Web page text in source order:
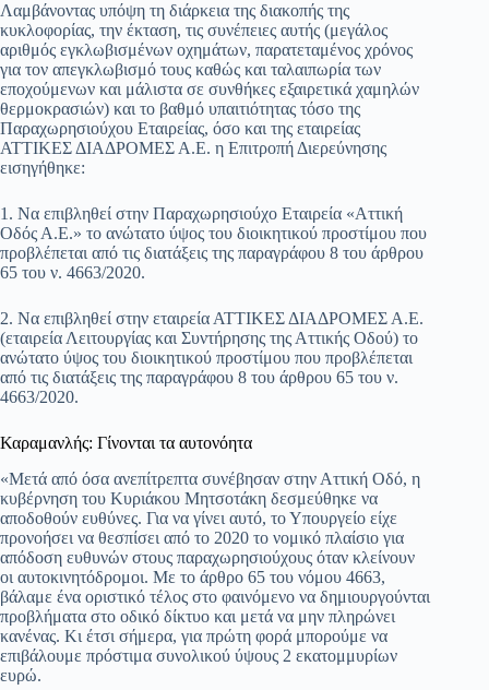
Λαμβάνοντας υπόψη τη διάρκεια της διακοπής της
κυκλοφορίας, την έκταση, τις συνέπειες αυτής (μεγάλος
αριθμός εγκλωβισμένων οχημάτων, παρατεταμένος χρόνος
για τον απεγκλωβισμό τους καθώς και ταλαιπωρία των
εποχούμενων και μάλιστα σε συνθήκες εξαιρετικά χαμηλών
θερμοκρασιών) και το βαθμό υπαιτιότητας τόσο της
Παραχωρησιούχου Εταιρείας, όσο και της εταιρείας
ΑΤΤΙΚΕΣ ΔΙΑΔΡΟΜΕΣ Α.Ε. η Επιτροπή Διερεύνησης
εισηγήθηκε:
1. Να επιβληθεί στην Παραχωρησιούχο Εταιρεία «Αττική
Οδός Α.Ε.» το ανώτατο ύψος του διοικητικού προστίμου που
προβλέπεται από τις διατάξεις της παραγράφου 8 του άρθρου
65 του ν. 4663/2020.
2. Να επιβληθεί στην εταιρεία ΑΤΤΙΚΕΣ ΔΙΑΔΡΟΜΕΣ Α.Ε.
(εταιρεία Λειτουργίας και Συντήρησης της Αττικής Οδού) το
ανώτατο ύψος του διοικητικού προστίμου που προβλέπεται
από τις διατάξεις της παραγράφου 8 του άρθρου 65 του ν.
4663/2020.
Καραμανλής: Γίνονται τα αυτονόητα
«Μετά από όσα ανεπίτρεπτα συνέβησαν στην Αττική Οδό, η
κυβέρνηση του Κυριάκου Μητσοτάκη δεσμεύθηκε να
αποδοθούν ευθύνες. Για να γίνει αυτό, το Υπουργείο είχε
προνοήσει να θεσπίσει από το 2020 το νομικό πλαίσιο για
απόδοση ευθυνών στους παραχωρησιούχους όταν κλείνουν
οι αυτοκινητόδρομοι. Με το άρθρο 65 του νόμου 4663,
βάλαμε ένα οριστικό τέλος στο φαινόμενο να δημιουργούνται
προβλήματα στο οδικό δίκτυο και μετά να μην πληρώνει
κανένας. Κι έτσι σήμερα, για πρώτη φορά μπορούμε να
επιβάλουμε πρόστιμα συνολικού ύψους 2 εκατομμυρίων
ευρώ.